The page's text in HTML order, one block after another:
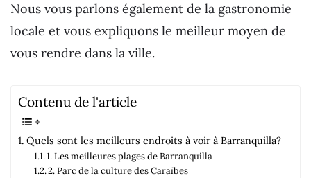
Nous vous parlons également de la gastronomie
locale et vous expliquons le meilleur moyen de
vous rendre dans la ville.
Contenu de l'article
Quels sont les meilleurs endroits à voir à Barranquilla?
1. Les meilleures plages de Barranquilla
2. Parc de la culture des Caraïbes